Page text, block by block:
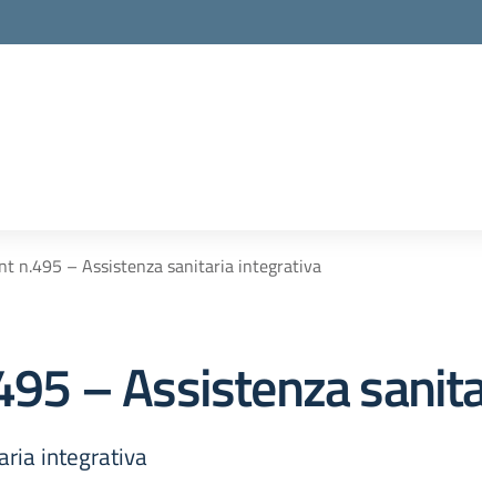
n.495 – Assistenza sanitaria integrativa
– Assistenza
integrativa